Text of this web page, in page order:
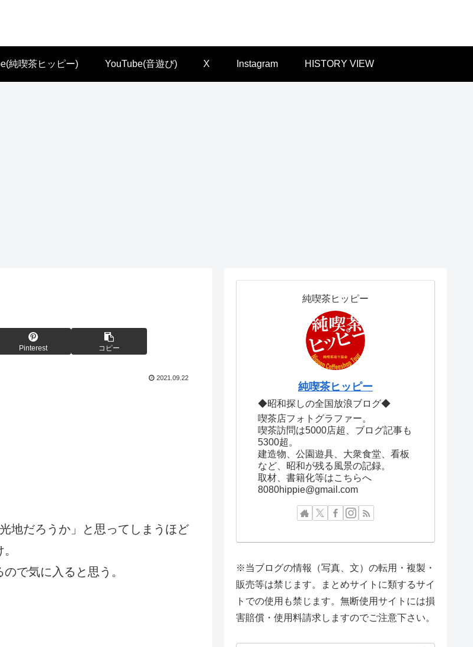
純喫茶ヒッピー) YouTube(音遊び) X Instagram HISTORY VIEW
Pinterest コピー
2021.09.22
地だろうか」と思ってしまうほど
で気に入ると思う。
純喫茶ヒッピー
純喫茶ヒッピー
◆昭和探しの全国放浪ブログ◆
喫茶店フォトグラファー。
喫茶訪問は5000店超、ブログ記事も
5300超。
建造物、公園遊具、大衆食堂、看板
など、昭和が残る風景の記録。
取材、書籍化等はこちらへ
8080hippie@gmail.com
※当ブログの情報（写真、文）の転用・複製・
販売等は禁じます。まとめサイトに類するサイ
トでの使用も禁じます。無断使用サイトには損
害賠償・使用料請求しますのでご注意下さい。